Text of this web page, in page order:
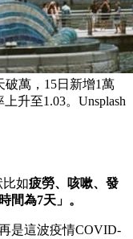
破萬，15日新增1萬
升至1.03。Unsplash
如疲勞、咳嗽、發
間為7天」。
是這波疫情COVID-